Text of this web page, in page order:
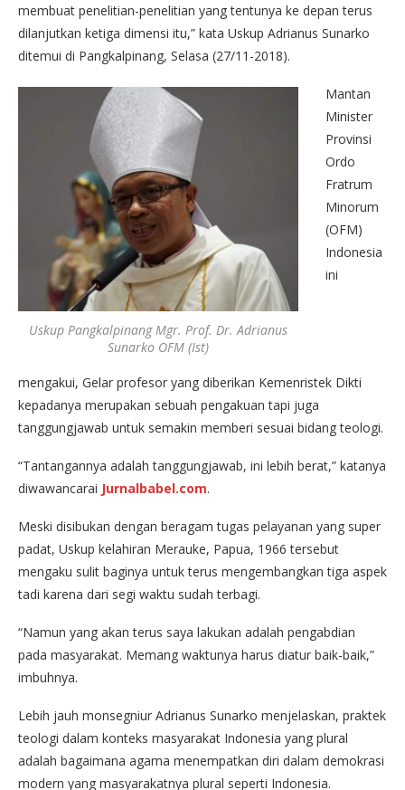
membuat penelitian-penelitian yang tentunya ke depan terus
dilanjutkan ketiga dimensi itu,” kata Uskup Adrianus Sunarko
ditemui di Pangkalpinang, Selasa (27/11-2018).
Uskup Pangkalpinang Mgr. Prof. Dr. Adrianus
Sunarko OFM (Ist)
Mantan
Minister
Provinsi
Ordo
Fratrum
Minorum
(OFM)
Indonesia
ini
mengakui, Gelar profesor yang diberikan Kemenristek Dikti
kepadanya merupakan sebuah pengakuan tapi juga
tanggungjawab untuk semakin memberi sesuai bidang teologi.
“Tantangannya adalah tanggungjawab, ini lebih berat,” katanya
diwawancarai Jurnalbabel.com.
Meski disibukan dengan beragam tugas pelayanan yang super
padat, Uskup kelahiran Merauke, Papua, 1966 tersebut
mengaku sulit baginya untuk terus mengembangkan tiga aspek
tadi karena dari segi waktu sudah terbagi.
“Namun yang akan terus saya lakukan adalah pengabdian
pada masyarakat. Memang waktunya harus diatur baik-baik,”
imbuhnya.
Lebih jauh monsegniur Adrianus Sunarko menjelaskan, praktek
teologi dalam konteks masyarakat Indonesia yang plural
adalah bagaimana agama menempatkan diri dalam demokrasi
modern yang masyarakatnya plural seperti Indonesia.